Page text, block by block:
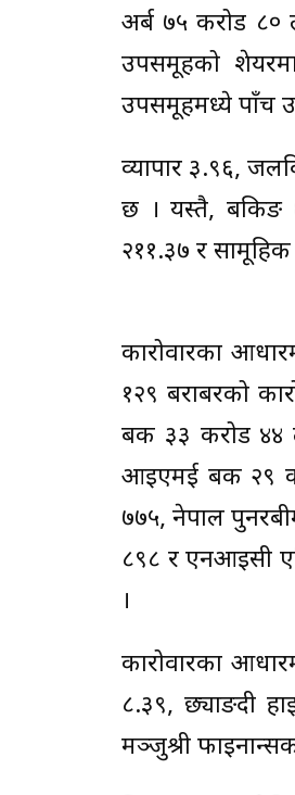
अर्ब ७५ करोड ८०
उपसमूहको
उपसमूहमध्ये पाँच
व्यापार ३.९६,
छ । यस्तै, बैंकिङ
२११.३७ र
कारोवारका
१२९ बराबरको
बैंक ३३ करोड ४४
आइएमई बैंक २९
७७५, नेपाल
८९८ र एनआइसी
।
कारोवारका
८.३९, छ्याङदी
मञ्जुश्री